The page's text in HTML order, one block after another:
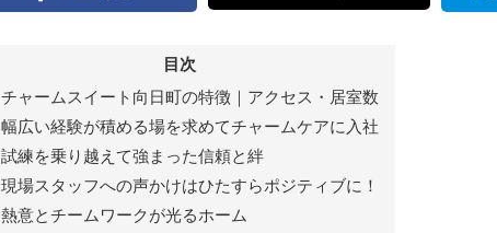
目次
チャームスイート向日町の特徴｜アクセス・居室数
幅広い経験が積める場を求めてチャームケアに入社
試練を乗り越えて強まった信頼と絆
現場スタッフへの声かけはひたすらポジティブに！
熱意とチームワークが光るホーム